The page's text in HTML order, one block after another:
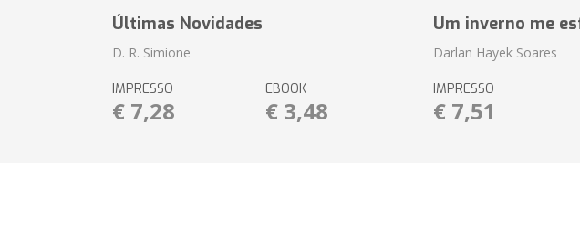
Últimas Novidades
D. R. Simione
IMPRESSO
€ 7,28
EBOOK
€ 3,48
Um inverno me
Darlan Hayek Soares
IMPRESSO
€ 7,51